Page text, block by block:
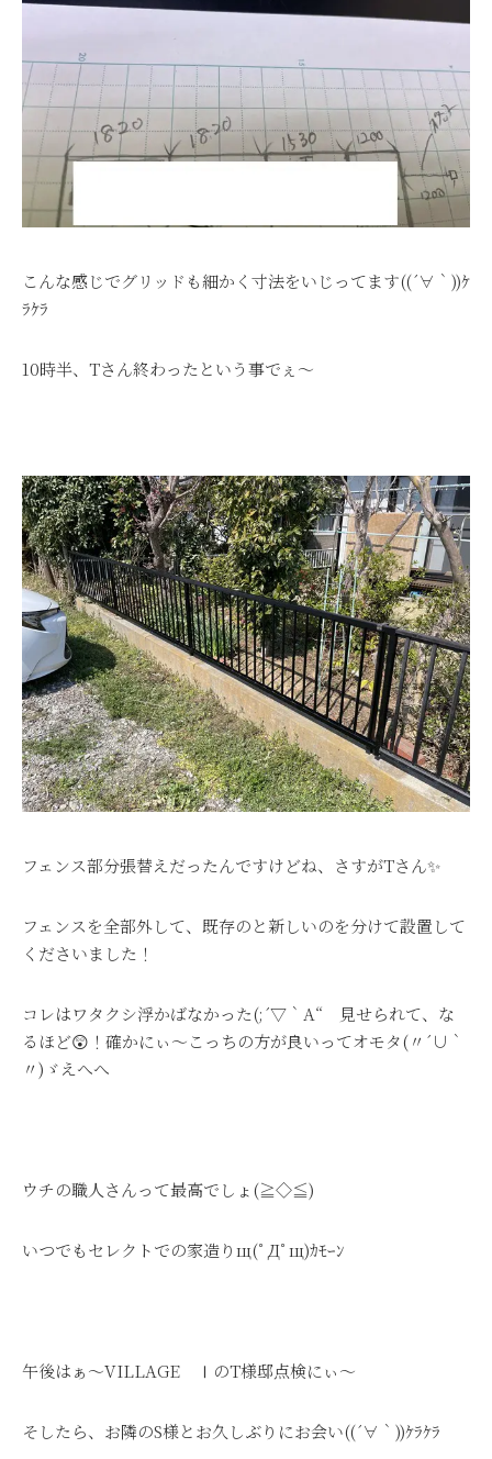
こんな感じでグリッドも細かく寸法をいじってます((´∀｀))ｹ
ﾗｹﾗ
10時半、Tさん終わったという事でぇ～
フェンス部分張替えだったんですけどね、さすがTさん✨
フェンスを全部外して、既存のと新しいのを分けて設置して
くださいました！
コレはワタクシ浮かばなかった(;´▽｀A“ 見せられて、な
るほど😲！確かにぃ～こっちの方が良いってオモタ(〃´∪｀
〃)ゞえへへ
ウチの職人さんって最高でしょ(≧◇≦)
いつでもセレクトでの家造りщ(ﾟДﾟщ)ｶﾓｰﾝ
午後はぁ～VILLAGE ⅠのT様邸点検にぃ～
そしたら、お隣のS様とお久しぶりにお会い((´∀｀))ｹﾗｹﾗ